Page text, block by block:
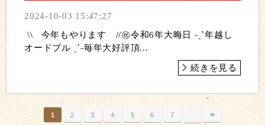
2024-10-03 15:47:27
\\ 今年もやります //㊗️令和6年大晦日 ˗ˏˋ年越し
オードブル ˎˊ˗毎年大好評頂...
続きを見る
1 2 3 4 5 6 7 … »